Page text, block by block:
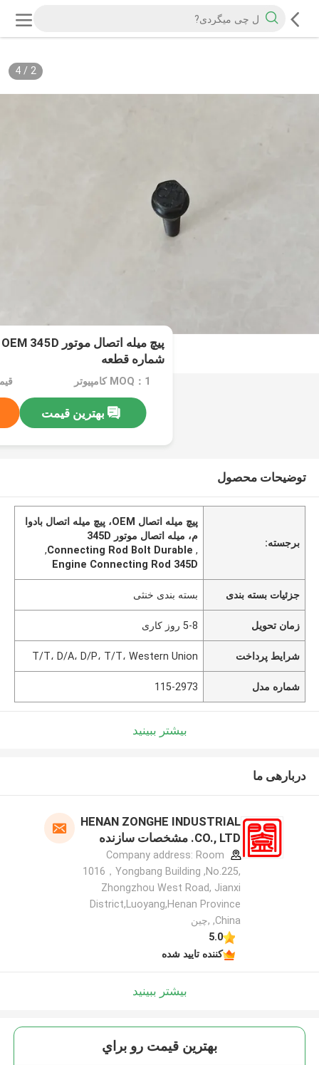
2
/
4
شماره قطعه
MOQ：1 کامپیوتر
بهترین قیمت
توضیحات محصول
برجسته:
پیچ میله اتصال OEM، پیچ میله اتصال بادوا
م، میله اتصال موتور 345D
,
Connecting Rod Bolt Durable
,
Engine Connecting Rod 345D
جزئیات بسته بندی بسته بندی خنثی
زمان تحویل 5-8 روز کاری
شرایط پرداخت T/T، D/A، D/P، T/T، Western Union
شماره مدل 115-2973
بیشتر ببینید
دربارهی ما
HENAN ZONGHE INDUSTRIAL
CO., LTD. مشخصات سازنده
Company address: Room
1016，Yongbang Building ,No.225,
Zhongzhou West Road, Jianxi
District,Luoyang,Henan Province
,China ,چین
5.0
کننده تایید شده
بیشتر ببینید
بهترين قيمت رو براي